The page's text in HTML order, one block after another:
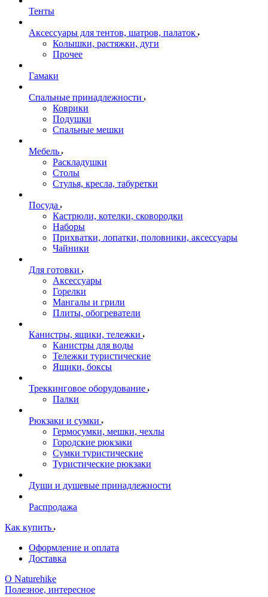
Тенты
Аксессуары для тентов, шатров, палаток
Колышки, растяжки, дуги
Прочее
Гамаки
Спальные принадлежности
Коврики
Подушки
Спальные мешки
Мебель
Раскладушки
Столы
Стулья, кресла, табуретки
Посуда
Кастрюли, котелки, сковородки
Наборы
Прихватки, лопатки, половники, аксессуары
Чайники
Для готовки
Аксессуары
Горелки
Мангалы и грили
Плиты, обогреватели
Канистры, ящики, тележки
Канистры для воды
Тележки туристические
Ящики, боксы
Треккинговое оборудование
Палки
Рюкзаки и сумки
Гермосумки, мешки, чехлы
Городские рюкзаки
Сумки туристические
Туристические рюкзаки
Души и душевые принадлежности
Распродажа
Как купить
Оформление и оплата
Доставка
О Naturehike
Полезное, интересное